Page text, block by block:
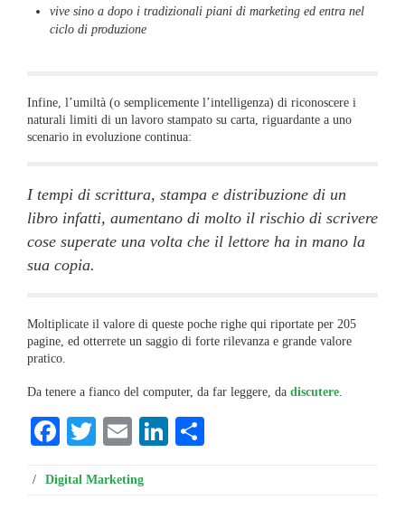
vive sino a dopo i tradizionali piani di marketing ed entra nel
ciclo di produzione
Infine, l’umiltà (o semplicemente l’intelligenza) di riconoscere i
naturali limiti di un lavoro stampato su carta, riguardante a uno
scenario in evoluzione continua:
I tempi di scrittura, stampa e distribuzione di un
libro infatti, aumentano di molto il rischio di scrivere
cose superate una volta che il lettore ha in mano la
sua copia.
Moltiplicate il valore di queste poche righe qui riportate per 205
pagine, ed otterrete un saggio di forte rilevanza e grande valore
pratico.
Da tenere a fianco del computer, da far leggere, da discutere
Facebook
Twitter
EmailLinkedIn
/ Digital Marketing